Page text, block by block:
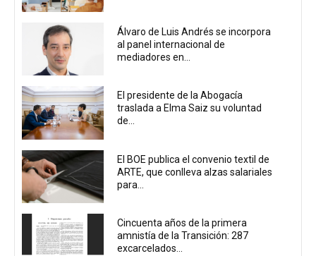
Álvaro de Luis Andrés se incorpora
al panel internacional de
mediadores en...
El presidente de la Abogacía
traslada a Elma Saiz su voluntad
de...
El BOE publica el convenio textil de
ARTE, que conlleva alzas salariales
para...
Cincuenta años de la primera
amnistía de la Transición: 287
excarcelados...